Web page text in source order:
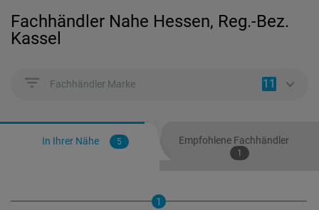
Fachhändler Nahe Hessen, Reg.-Bez.
Kassel
Fachhändler Marke 11
In Ihrer Nähe 5 Empfohlene Fachhändler
1
1